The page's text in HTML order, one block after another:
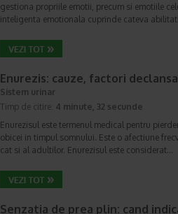
gestiona propriile emotii, precum si emotiile
inteligenta emotionala cuprinde cateva
Enurezis: cauze, factori
Sistem urinar
Timp de citire: 4 minute, 32 secunde
Enurezisul este termenul medical pentru
obicei in timpul somnului. Este o afectiune
cat si al adultilor. Enurezisul este considerat…
Senzatia de prea plin: cand